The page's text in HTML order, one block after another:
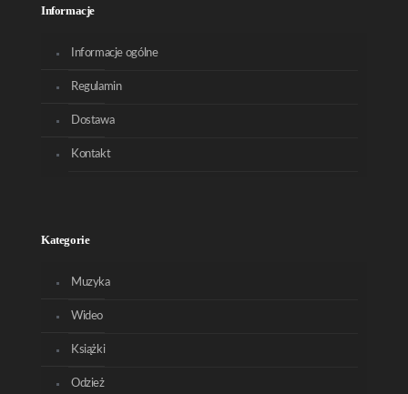
Informacje
Informacje ogólne
Regulamin
Dostawa
Kontakt
Kategorie
Muzyka
Wideo
Książki
Odzież